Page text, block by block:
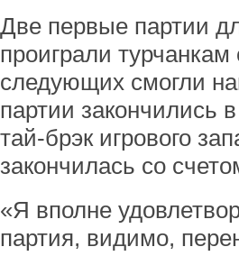
Две первые партии
проиграли
следующих смогли
партии закончились
тай-брэк игрового
закончилась со
«Я вполне
партия, видимо,